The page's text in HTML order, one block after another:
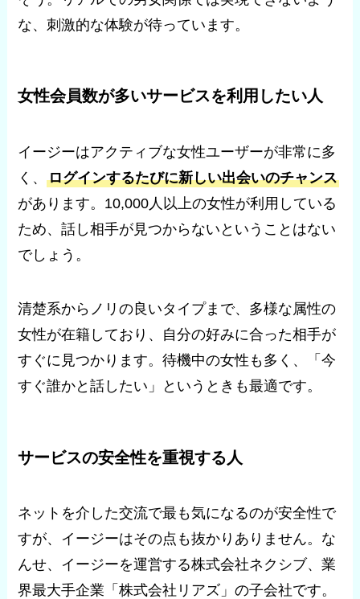
な、刺激的な体験が待っています。
女性会員数が多いサービスを利用したい人
イージーはアクティブな女性ユーザーが非常に多
く、ログインするたびに新しい出会いのチャンス
があります。10,000人以上の女性が利用している
ため、話し相手が見つからないということはない
でしょう。
清楚系からノリの良いタイプまで、多様な属性の
女性が在籍しており、自分の好みに合った相手が
すぐに見つかります。待機中の女性も多く、「今
すぐ誰かと話したい」というときも最適です。
サービスの安全性を重視する人
ネットを介した交流で最も気になるのが安全性で
すが、イージーはその点も抜かりありません。な
んせ、イージーを運営する株式会社ネクシブ、業
界最大手企業「株式会社リアズ」の子会社です。